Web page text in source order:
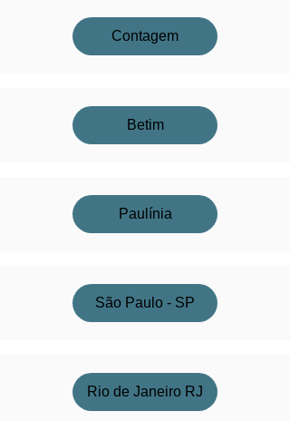
Contagem
Betim
Paulínia
São Paulo - SP
Rio de Janeiro RJ